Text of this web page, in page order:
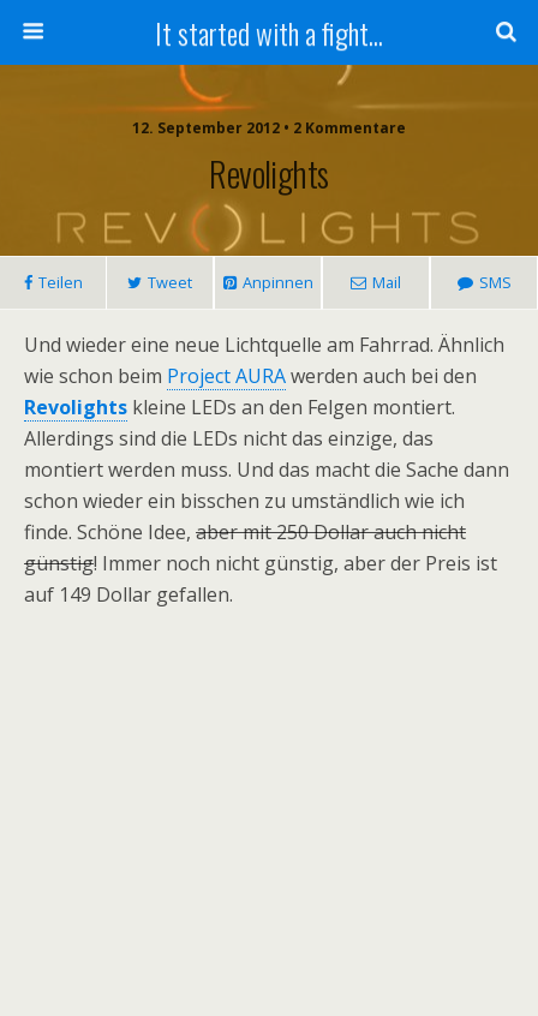
It started with a fight...
12. September 2012 • 2 Kommentare
Revolights
Teilen Tweet Anpinnen Mail SMS
Und wieder eine neue Lichtquelle am Fahrrad. Ähnlich
wie schon beim Project AURAwerden auch bei den
Revolights kleine LEDs an den Felgen montiert.
Allerdings sind die LEDs nicht das einzige, das
montiert werden muss. Und das macht die Sache dann
schon wieder ein bisschen zu umständlich wie ich
finde. Schöne Idee, aber mit 250 Dollar auch nicht
günstig! Immer noch nicht günstig, aber der Preis ist
auf 149 Dollar gefallen.